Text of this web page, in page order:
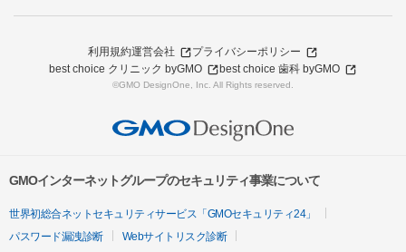
利用規約運営会社
プライバシーポリシー
best choice クリニック byGMO
best choice 歯科 byGMO
©GMO DesignOne, Inc. All Rights reserved.
GMOインターネットグループのセキュリティ事業について
世界初総合ネットセキュリティサービス「GMOセキュリティ24」
パスワード漏洩診断
Webサイトリスク診断